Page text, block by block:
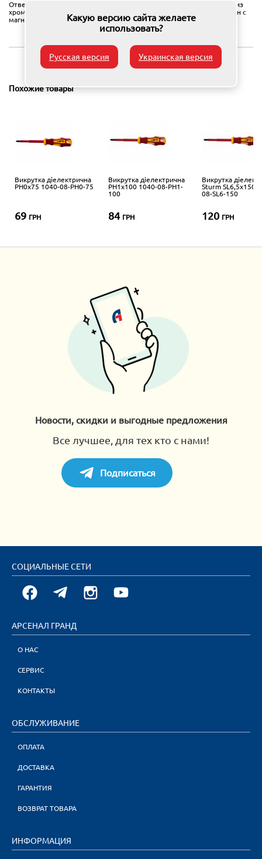
Какую версию сайта желаете
использовать?
Русская версия Украинская версия
Отвертка шлицевая SL5 200 мм. Эргономичная рукоятка, стержень из
хром-ванадиевой стали, полирован, хромирован, полностью закален с
магнитным наконечником. Имеет твердость 58 HRC (ГОСТ 47-52).
Похожие товары
Викрутка діелектрична
PH0x75 1040-08-PH0-75
69 ГРН
Викрутка діелектрична
PH1x100 1040-08-PH1-
100
84 ГРН
Викрутка
Sturm SL6,5x150
08-SL6-150
120 ГРН
Новости, скидки и выгодные предложения
Все лучшее, для тех кто с нами!
Подписаться
СОЦИАЛЬНЫЕ СЕТИ
АРСЕНАЛ ГРАНД
О НАС
СЕРВИС
КОНТАКТЫ
ОБСЛУЖИВАНИЕ
ОПЛАТА
ДОСТАВКА
ГАРАНТИЯ
ВОЗВРАТ ТОВАРА
ИНФОРМАЦИЯ